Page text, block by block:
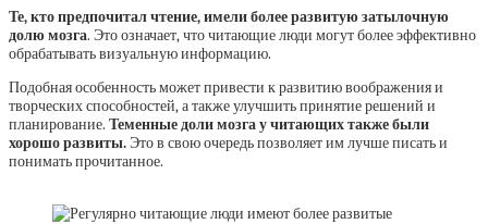
Те, кто предпочитал чтение, имели более развитую затылочную
долю мозга. Это означает, что читающие люди могут более эффективно
обрабатывать визуальную информацию.
Подобная особенность может привести к развитию воображения и
творческих способностей, а также улучшить принятие решений и
планирование. Теменные доли мозга у читающих также были
хорошо развиты.Это в свою очередь позволяет им лучше писать и
понимать прочитанное.